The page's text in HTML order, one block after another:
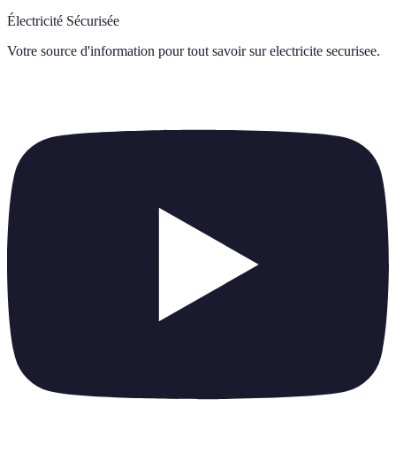
Électricité Sécurisée
Votre source d'information pour tout savoir sur electricite securisee.